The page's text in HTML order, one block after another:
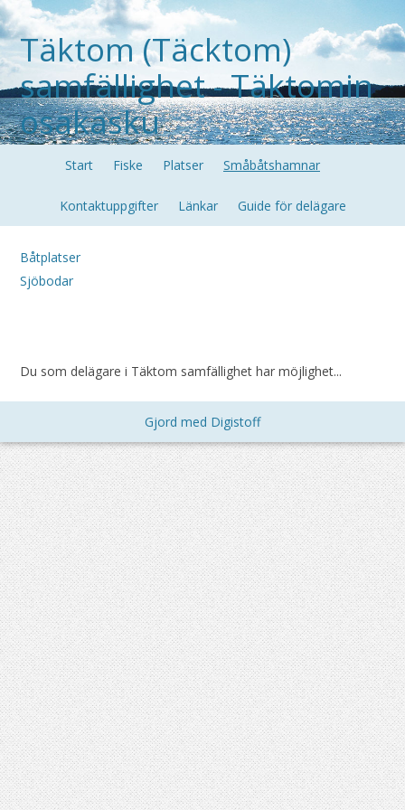
Täktom (Täcktom)
samfällighet - Täktomin
osakasku
Start Fiske Platser Småbåtshamnar
Kontaktuppgifter Länkar Guide för delägare
Båtplatser
Sjöbodar
Du som delägare i Täktom samfällighet har möjlighet...
Gjord med Digistoff